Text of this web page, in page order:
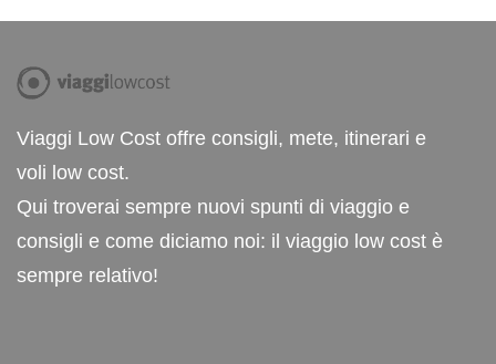
Viaggi Low Cost offre consigli, mete, itinerari e
voli low cost.
Qui troverai sempre nuovi spunti di viaggio e
consigli e come diciamo noi: il viaggio low cost è
sempre relativo!